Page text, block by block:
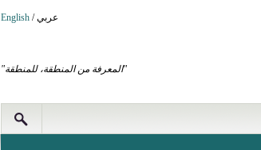
عربي/
English
"المعرفة من المنطقة، للمنطقة"